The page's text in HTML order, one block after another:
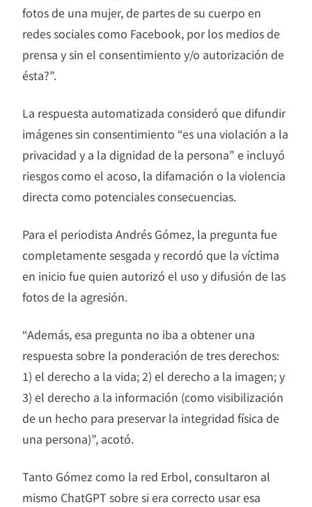
fotos de una mujer, de partes de su cuerpo en
redes sociales como Facebook, por los medios de
prensa y sin el consentimiento y/o autorización de
ésta?”.
La respuesta automatizada consideró que difundir
imágenes sin consentimiento “es una violación a la
privacidad y a la dignidad de la persona” e incluyó
riesgos como el acoso, la difamación o la violencia
directa como potenciales consecuencias.
Para el periodista Andrés Gómez, la pregunta fue
completamente sesgada y recordó que la víctima
en inicio fue quien autorizó el uso y difusión de las
fotos de la agresión.
“Además, esa pregunta no iba a obtener una
respuesta sobre la ponderación de tres derechos:
1) el derecho a la vida; 2) el derecho a la imagen; y
3) el derecho a la información (como visibilización
de un hecho para preservar la integridad física de
una persona)”, acotó.
Tanto Gómez como la red Erbol, consultaron al
mismo ChatGPT sobre si era correcto usar esa